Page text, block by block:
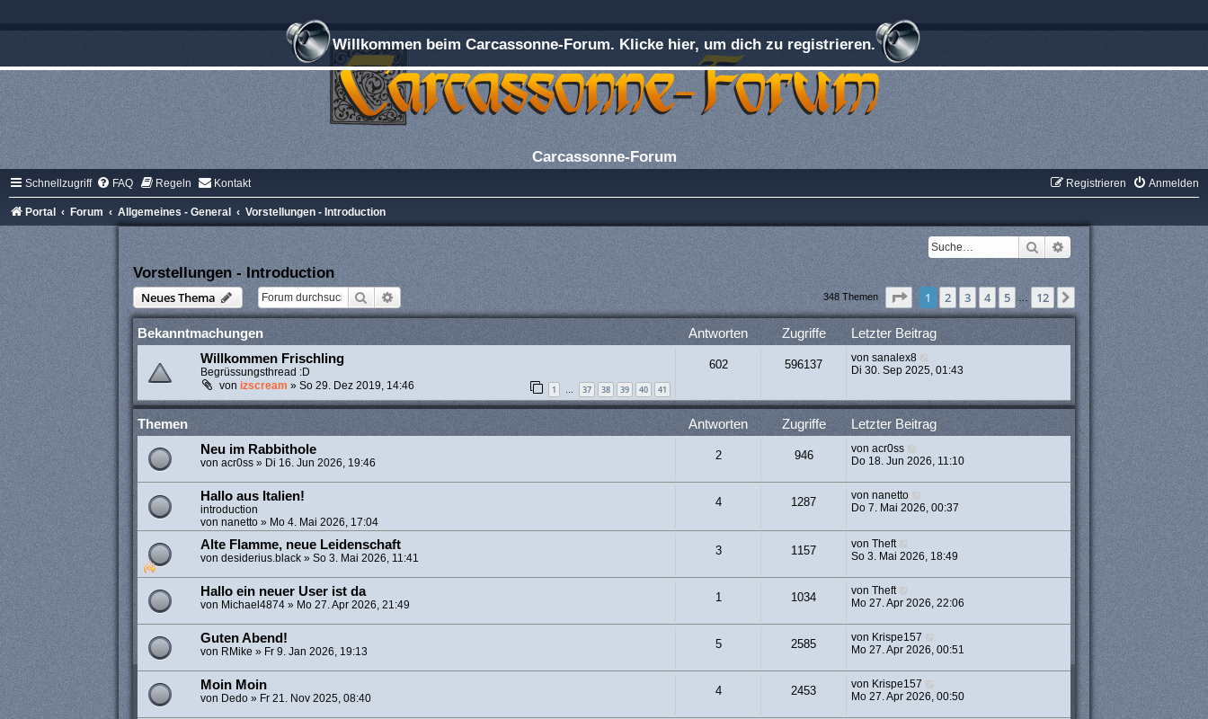
Willkommen beim Carcassonne-Forum. Klicke hier, um dich zu registrieren.
Carcassonne-Forum
Schnellzugriff FAQ Regeln Kontakt Anmelden
Registrieren
Portal Forum Allgemeines - General Vorstellungen - Introduction
Suche
Erweiterte Suche
Vorstellungen - Introduction
Neues Thema
Suche Erweiterte Suche 348 Themen Seite1 von12
1 2 3 4 5 … 12 Nächste
Bekanntmachungen Antworten Zugriffe Letzter Beitrag
Willkommen Frischling
Begrüssungsthread :D
von izscream » So 29. Dez 2019, 14:46 1 37 38 39 40 41
602 596137 vonsanalex8
Di 30. Sep 2025, 01:43
Themen Antworten Zugriffe Letzter Beitrag
Neu im Rabbithole
von acr0ss» Di 16. Jun 2026, 19:46
2 946 vonacr0ss
Do 18. Jun 2026, 11:10
Hallo aus Italien!
introduction
von nanetto» Mo 4. Mai 2026, 17:04
4 1287 vonnanetto
Do 7. Mai 2026, 00:37
Alte Flamme, neue Leidenschaft
von desiderius.black» So 3. Mai 2026, 11:41
3 1157 vonTheft
So 3. Mai 2026, 18:49
Hallo ein neuer User ist da
von Michael4874» Mo 27. Apr 2026, 21:49
1 1034 vonTheft
Mo 27. Apr 2026, 22:06
Guten Abend!
von RMike » Fr 9. Jan 2026, 19:13
5 2585 von Krispe157
Mo 27. Apr 2026, 00:51
Moin Moin
von Dedo» Fr 21. Nov 2025, 08:40
4 2453 von Krispe157
Mo 27. Apr 2026, 00:50